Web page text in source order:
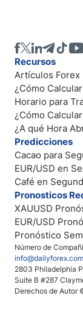
Número de
info@dailyforex.com
2803 Philadelphia
Suite B #287
Derechos de Autor
Recursos
Artículos Forex
¿Cómo
Horario para
¿Cómo
¿A qué Hora
Predicciones
Cacao para
EUR/USD en
Café en
Pronosticos
XAUUSD
EUR/USD
Pronóstico